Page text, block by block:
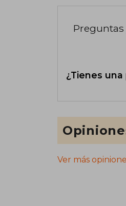
¿Tienes
Ver más